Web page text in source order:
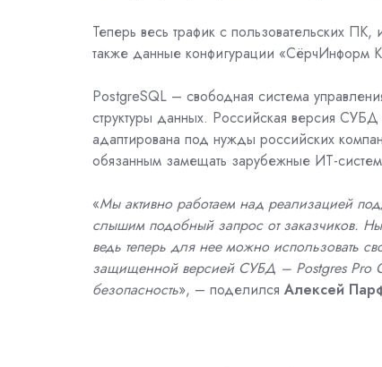
Теперь весь трафик с пользовательских
также данные конфигурации «СёрчИнформ
PostgreSQL – свободная система
структуры данных. Российская версия
адаптирована под нужды российских
обязанным замещать зарубежные ИТ-
«Мы активно работаем над реализацией
слышим подобный запрос от заказчиков.
ведь теперь для нее можно использовать
защищенной версией СУБД – Postgres Pro
безопасность», – поделился Алексей